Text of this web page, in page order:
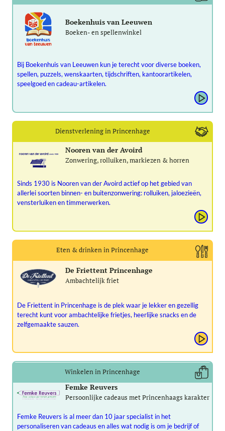
Boekenhuis van Leeuwen
Boeken- en spellenwinkel
Bij Boekenhuis van Leeuwen kun je terecht voor diverse boeken,
spellen, puzzels, wenskaarten, tijdschriften, kantoorartikelen,
speelgoed en cadeau-artikelen.
Dienstverlening in Princenhage
Nooren van der Avoird
Zonwering, rolluiken, markiezen & horren
Sinds 1930 is Nooren van der Avoird actief op het gebied van
allerlei soorten binnen- en buitenzonwering: rolluiken, jaloezieën,
vensterluiken en timmerwerken.
Eten & drinken in Princenhage
De Friettent Princenhage
Ambachtelijk friet
De Friettent in Princenhage is de plek waar je lekker en gezellig
terecht kunt voor ambachtelijke frietjes, heerlijke snacks en de
zelfgemaakte sauzen.
Winkelen in Princenhage
Femke Reuvers
Persoonlijke cadeaus met Princenhaags karakter
Femke Reuvers is al meer dan 10 jaar specialist in het
personaliseren van cadeaus en alles wat nodig is om je bedrijf of